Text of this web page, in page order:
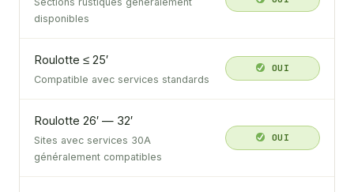
disponibles
Roulotte ≤ 25′
Compatible avec services standards
OUI
Roulotte 26′ — 32′
Sites avec services 30A
généralement compatibles
OUI